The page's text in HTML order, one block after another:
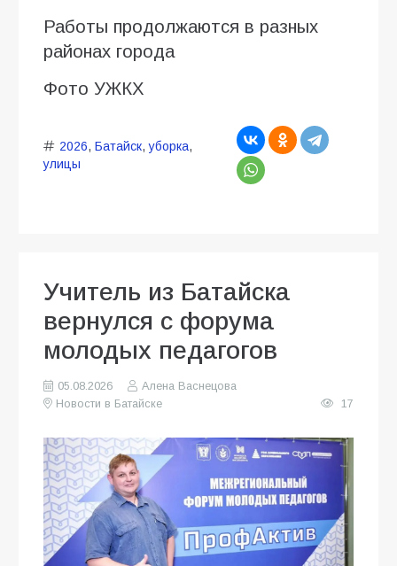
Работы продолжаются в разных
районах города
Фото УЖКХ
2026, Батайск,уборка,
улицы
Учитель из Батайска
вернулся с форума
молодых педагогов
05.08.2026
Алена Васнецова
Новости в Батайске
17